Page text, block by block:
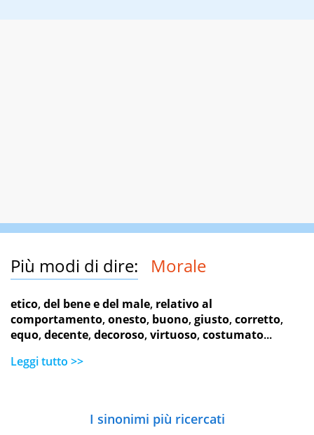
Più modi di dire: Morale
etico,del bene e del male, relativo al
comportamento,onesto, buono,giusto,corretto,
equo,decente,decoroso,virtuoso,costumato...
Leggi tutto >>
I sinonimi più ricercati